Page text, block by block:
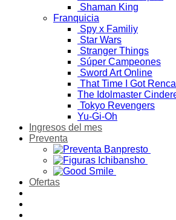
Shaman King
Franquicia
Spy x Familiy
Star Wars
Stranger Things
Súper Campeones
Sword Art Online
That Time I Got
The Idolmaster
Tokyo Revengers
Yu-Gi-Oh
Ingresos del mes
Preventa
Ofertas